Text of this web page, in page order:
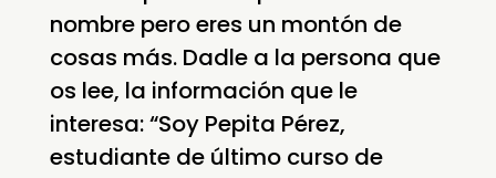
nombre pero eres un montón de
cosas más. Dadle a la persona que
os lee, la información que le
interesa: “Soy Pepita Pérez,
estudiante de último curso de